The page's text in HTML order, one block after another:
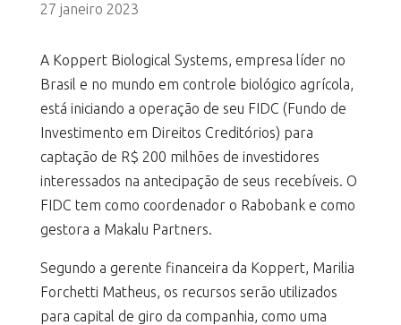
27 janeiro 2023
A Koppert Biological Systems, empresa líder no
Brasil e no mundo em controle biológico agrícola,
está iniciando a operação de seu FIDC (Fundo de
Investimento em Direitos Creditórios) para
captação de R$ 200 milhões de investidores
interessados na antecipação de seus recebíveis. O
FIDC tem como coordenador o Rabobank e como
gestora a Makalu Partners.
Segundo a gerente financeira da Koppert, Marilia
Forchetti Matheus, os recursos serão utilizados
para capital de giro da companhia, como uma